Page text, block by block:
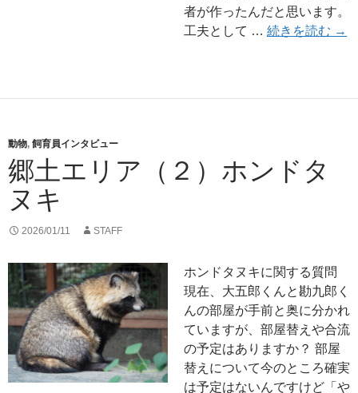
者が作ったんだと思います。
工夫として … 続きを読む 郷
→
動物, 飼育員インタビュー
郷土エリア（２）ホンドタ
ヌキ
2026/01/11 STAFF
ホンドタヌキに関する質問
現在、大五郎くんと勘九郎く
んの部屋が手前と奥に分かれ
ていますが、部屋替えや合流
の予定はありますか？ 部屋
替えについて今のところ確実
は予定はないんですけど「や